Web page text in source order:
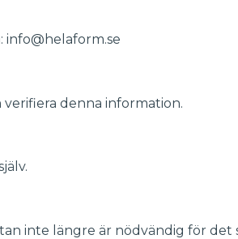
info@helaform.se
denna information.
inte längre är nödvändig för det